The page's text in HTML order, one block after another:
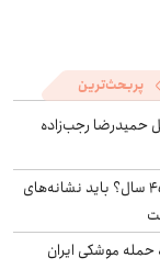
پربحث‌ترین
حمیدرضا رجب‌زاده
۱۸ میلیون مجرد بالای ۴۵ سال؟ باید نشانه‌های
حمله موشکی ایران